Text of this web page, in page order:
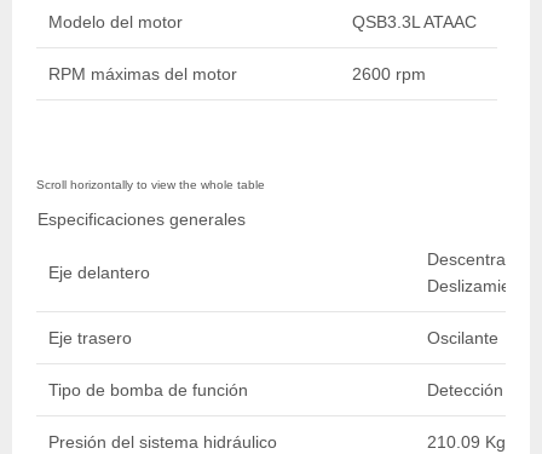
Modelo del motor QSB3.3L ATAAC
RPM máximas del motor 2600 rpm
Especificaciones generales
Eje delantero
Deslizamiento
Eje trasero Oscilante
Tipo de bomba de función Detección
Presión del sistema hidráulico 210.09 Kg/